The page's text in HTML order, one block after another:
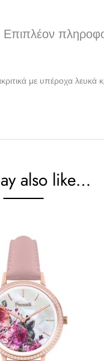
Επιπλέον
με υπέροχα λευκά
also like…